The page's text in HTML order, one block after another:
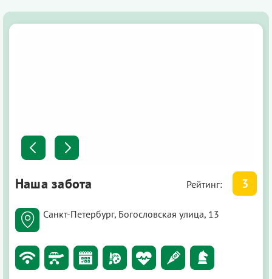
Наша забота Рейтинг: 3
Санкт-Петербург, Богословская улица, 13